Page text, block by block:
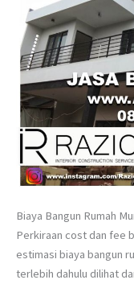
Biaya Bangun Rumah
Perkiraan cost dan fee
estimasi biaya bangun
terlebih dahulu dilihat